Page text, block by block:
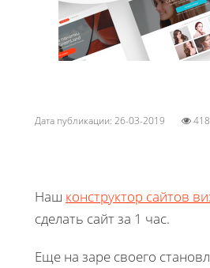
Дата публикации: 26-03-2019
Наш конструктор сайтов
сделать сайт за 1 час.
Еще на заре своего